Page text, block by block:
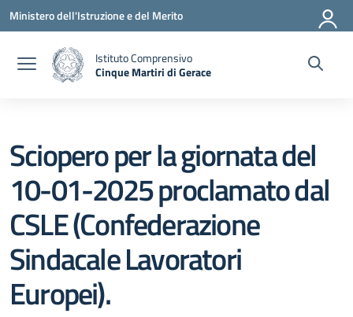
Vai ai contenuti
Vai al menu di navigazione
Vai al footer
Ministero dell'Istruzione e del Merito
Istituto Comprensivo
Cinque Martiri di Gerace
Sciopero per la giornata del
10-01-2025 proclamato dal
CSLE (Confederazione
Sindacale Lavoratori
Europei).